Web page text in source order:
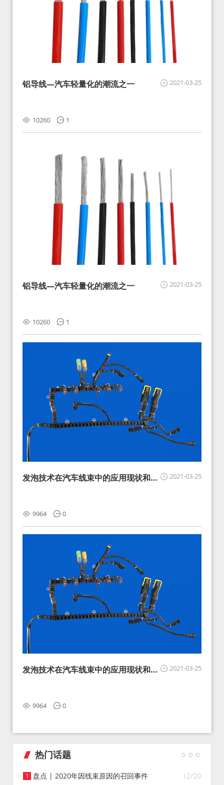
2021-03-25
铝导线—汽车轻量化的潮流之一
10260 1
2021-03-25
铝导线—汽车轻量化的潮流之一
10260 1
2021-03-25
发泡技术在汽车线束中的应用现状和展
9964 0
2021-03-25
发泡技术在汽车线束中的应用现状和展
9964 0
热门话题
12/20
盘点 | 2020年因线束原因的召回事件